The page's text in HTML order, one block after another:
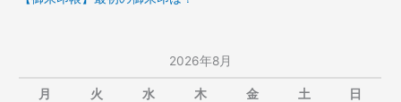
2026年8月
月 火 水 木 金 土 日